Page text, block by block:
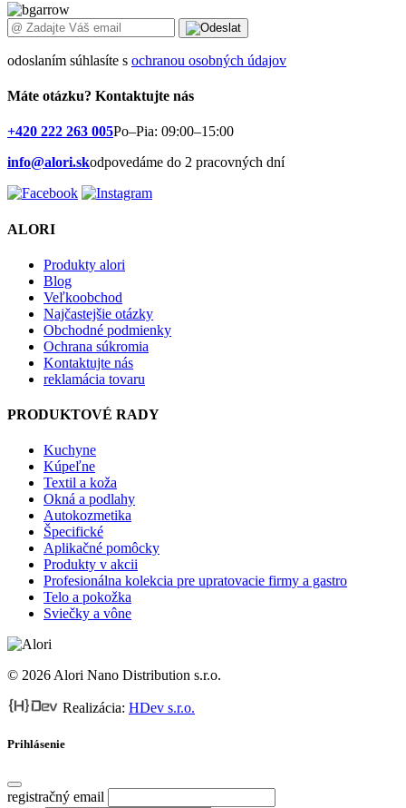
odoslaním súhlasíte s ochranou osobných údajov
Máte otázku? Kontaktujte nás
+420 222 263 005Po–Pia: 09:00–15:00
info@alori.skodpovedáme do 2 pracovných dní
ALORI
Produkty alori
Blog
Veľkoobchod
Najčastejšie otázky
Obchodné podmienky
Ochrana súkromia
Kontaktujte nás
reklamácia tovaru
PRODUKTOVÉ RADY
Kuchyne
Kúpeľne
Textil a koža
Okná a podlahy
Autokozmetika
Špecifické
Aplikačné pomôcky
Produkty v akcii
Profesionálna kolekcia pre upratovacie firmy a gastro
Telo a pokožka
Sviečky a vône
© 2026 Alori Nano Distribution s.r.o.
Realizácia: HDev s.r.o.
Prihlásenie
registračný email